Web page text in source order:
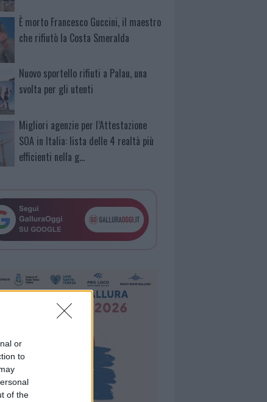
or
to
of the
È morto Francesco Guccini, il maestro
che rifiutò la Costa Smeralda
Nuovo sportello rifiuti a Palau, una
svolta per gli utenti
Migliori agenzie per l’Attestazione
SOA in Italia: lista delle 4 realtà più
efficienti nella g…